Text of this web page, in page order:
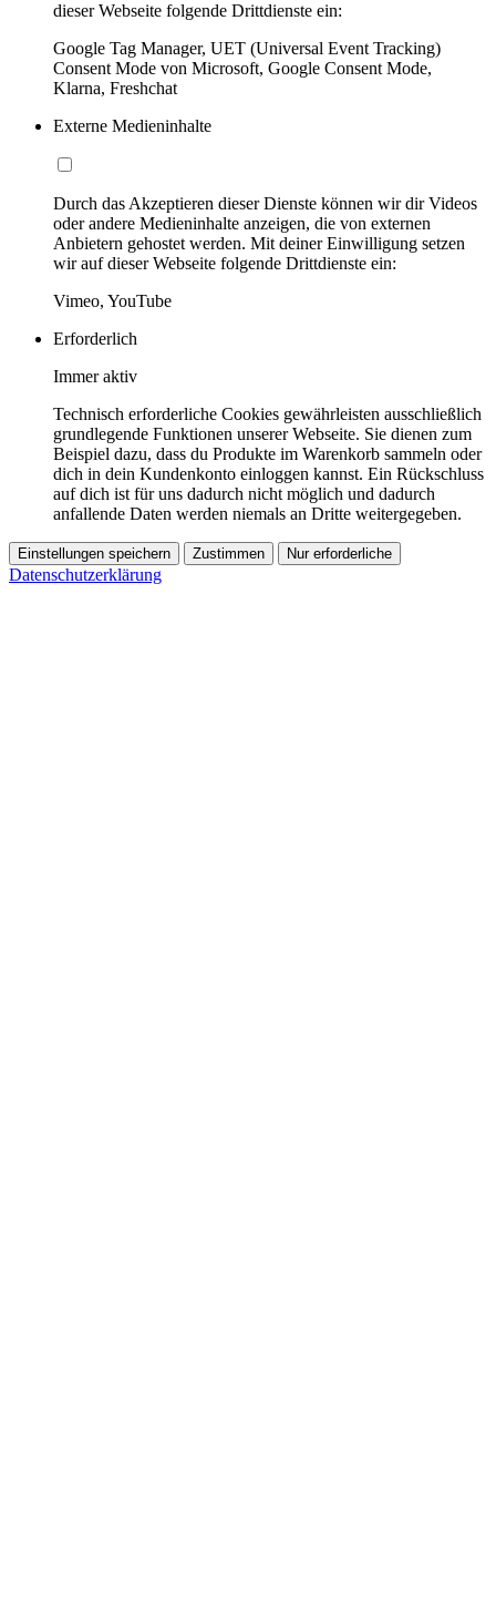
dieser Webseite folgende Drittdienste ein:
Google Tag Manager, UET (Universal Event Tracking)
Consent Mode von Microsoft, Google Consent Mode,
Klarna, Freshchat
Externe Medieninhalte
Durch das Akzeptieren dieser Dienste können wir dir Videos
oder andere Medieninhalte anzeigen, die von externen
Anbietern gehostet werden. Mit deiner Einwilligung setzen
wir auf dieser Webseite folgende Drittdienste ein:
Vimeo, YouTube
Erforderlich
Immer aktiv
Technisch erforderliche Cookies gewährleisten ausschließlich
grundlegende Funktionen unserer Webseite. Sie dienen zum
Beispiel dazu, dass du Produkte im Warenkorb sammeln oder
dich in dein Kundenkonto einloggen kannst. Ein Rückschluss
auf dich ist für uns dadurch nicht möglich und dadurch
anfallende Daten werden niemals an Dritte weitergegeben.
Einstellungen speichern Zustimmen Nur erforderliche
Datenschutzerklärung